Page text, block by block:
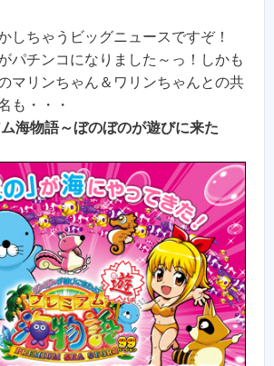
しちゃうビッグニュースですぞ！
パチンコになりました～っ！しかも
マリンちゃん＆ワリンちゃんとの共
も・・・
海物語～ぼのぼのが遊びに来た